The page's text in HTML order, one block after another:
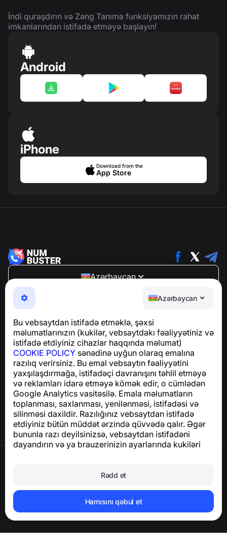
Azərbaycan
Bu vebsaytdan istifadə etməklə, şəxsi
məlumatlarınızın (kukilər, vebsaytdakı fəaliyyətiniz və
istifadə etdiyiniz cihazlar haqqında məlumat)
COOKIE POLICY sənədinə uyğun olaraq emalına
razılıq verirsiniz. Bu emal vebsaytın fəaliyyətini
yaxşılaşdırmağa, istifadəçi davranışını təhlil etməyə
və reklamları idarə etməyə kömək edir, o cümlədən
Google Analytics vasitəsilə. Emala məlumatların
toplanması, saxlanması, yenilənməsi, istifadəsi və
silinməsi daxildir. Razılığınız vebsaytdan istifadə
etdiyiniz bütün müddət ərzində qüvvədə qalır. Əgər
bununla razı deyilsinizsə, vebsaytdan istifadəni
dayandırın və ya brauzerinizin ayarlarında kukiləri
Rədd et
Hamısını qəbul et
İndi quraşdırın və Zəng Tanıma funksiyamızın rahat
imkanlarından istifadə etməyə başlayın!
Android
iPhone
Download from the
App Store
Azərbaycan
NumBuster © 2013—2026 ·
support@numbuster.com
Telefon fırıldaqlarından, spam və arzuolunmaz
GDPR uyğunluğu ilə bağlı suallar üçün:
support@numbuster.com
Yardım Mərkəzi
Xəbərlər və Məqalələr
Layihə haqqında
Əlaqə
Hesabı və şəxsi məlumatları silin